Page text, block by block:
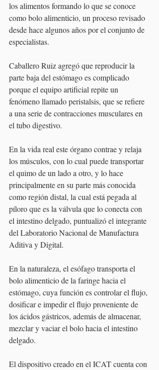
los alimentos formando lo que se conoce
como bolo alimenticio, un proceso revisado
desde hace algunos años por el conjunto de
especialistas.
Caballero Ruiz agregó que reproducir la
parte baja del estómago es complicado
porque el equipo artificial repite un
fenómeno llamado peristalsis, que se refiere
a una serie de contracciones musculares en
el tubo digestivo.
En la vida real este órgano contrae y relaja
los músculos, con lo cual puede transportar
el quimo de un lado a otro, y lo hace
principalmente en su parte más conocida
como región distal, la cual está pegada al
píloro que es la válvula que lo conecta con
el intestino delgado, puntualizó el integrante
del Laboratorio Nacional de Manufactura
Aditiva y Digital.
En la naturaleza, el esófago transporta el
bolo alimenticio de la faringe hacia el
estómago, cuya función es controlar el flujo,
dosificar e impedir el flujo proveniente de
los ácidos gástricos, además de almacenar,
mezclar y vaciar el bolo hacia el intestino
delgado.
El dispositivo creado en el ICAT cuenta con